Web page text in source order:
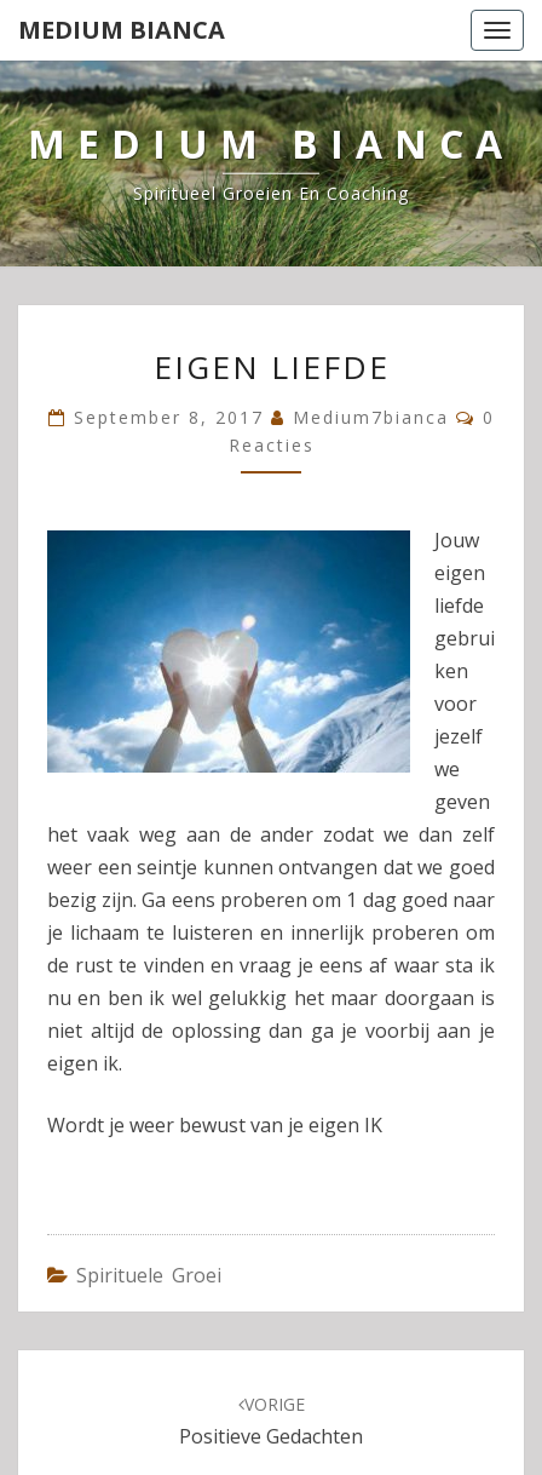
naar
de
content
MEDIUM BIANCA
MEDIUM BIANCA
Spiritueel Groeien En Coaching
LIEFDE
EIGEN LIEFDE
September 8, 2017 Medium7bianca
0
Reacties
Jouw
eigen
liefde
gebrui
ken
voor
jezelf
we
geven
het vaak weg aan de ander zodat we dan zelf
weer een seintje kunnen ontvangen dat we goed
bezig zijn. Ga eens proberen om 1 dag goed naar
je lichaam te luisteren en innerlijk proberen om
de rust te vinden en vraag je eens af waar sta ik
nu en ben ik wel gelukkig het maar doorgaan is
niet altijd de oplossing dan ga je voorbij aan je
eigen ik.
Wordt je weer bewust van je eigen IK
Spirituele Groei
VORIGE
Positieve Gedachten